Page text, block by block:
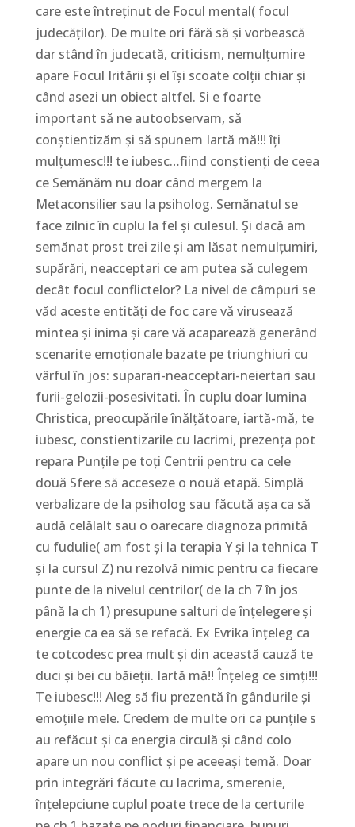
care este întreținut de Focul mental( focul
judecăților). De multe ori fără să și vorbească
dar stând în judecată, criticism, nemulțumire
apare Focul Iritării și el își scoate colții chiar și
când asezi un obiect altfel. Si e foarte
important să ne autoobservam, să
conștientizăm și să spunem Iartă mă!!! îți
mulțumesc!!! te iubesc…fiind conștienți de ceea
ce Semănăm nu doar când mergem la
Metaconsilier sau la psiholog. Semănatul se
face zilnic în cuplu la fel și culesul. Și dacă am
semănat prost trei zile și am lăsat nemulțumiri,
supărări, neacceptari ce am putea să culegem
decât focul conflictelor? La nivel de câmpuri se
văd aceste entități de foc care vă virusează
mintea și inima și care vă acaparează generând
scenarite emoționale bazate pe triunghiuri cu
vârful în jos: suparari-neacceptari-neiertari sau
furii-gelozii-posesivitati. În cuplu doar lumina
Christica, preocupările înălțătoare, iartă-mă, te
iubesc, constientizarile cu lacrimi, prezența pot
repara Punțile pe toți Centrii pentru ca cele
două Sfere să acceseze o nouă etapă. Simplă
verbalizare de la psiholog sau făcută așa ca să
audă celălalt sau o oarecare diagnoza primită
cu fudulie( am fost și la terapia Y și la tehnica T
și la cursul Z) nu rezolvă nimic pentru ca fiecare
punte de la nivelul centrilor( de la ch 7 în jos
până la ch 1) presupune salturi de înțelegere și
energie ca ea să se refacă. Ex Evrika înțeleg ca
te cotcodesc prea mult și din această cauză te
duci și bei cu băieții. Iartă mă!! Înțeleg ce simți!!!
Te iubesc!!! Aleg să fiu prezentă în gândurile și
emoțiile mele. Credem de multe ori ca punțile s
au refăcut și ca energia circulă și când colo
apare un nou conflict și pe aceeași temă. Doar
prin integrări făcute cu lacrima, smerenie,
înțelepciune cuplul poate trece de la certurile